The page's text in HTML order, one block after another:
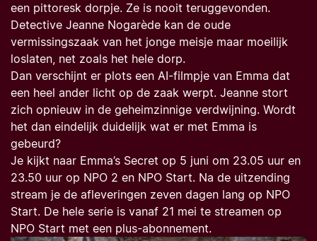
een pittoresk dorpje. Ze is nooit teruggevonden.
Detective Jeanne Nogarède kan de oude
vermissingszaak van het jonge meisje maar moeilijk
loslaten, net zoals het hele dorp.
Dan verschijnt er plots een AI-filmpje van Emma dat
een heel ander licht op de zaak werpt. Jeanne stort
zich opnieuw in de geheimzinnige verdwijning. Wordt
het dan eindelijk duidelijk wat er met Emma is
gebeurd?
Je kijkt naar Emma’s Secret op 5 juni om 23.05 uur en
23.50 uur op NPO 2 en NPO Start. Na de uitzending
stream je de afleveringen zeven dagen lang op NPO
Start. De hele serie is vanaf 21 mei te streamen op
NPO Start met een plus-abonnement.